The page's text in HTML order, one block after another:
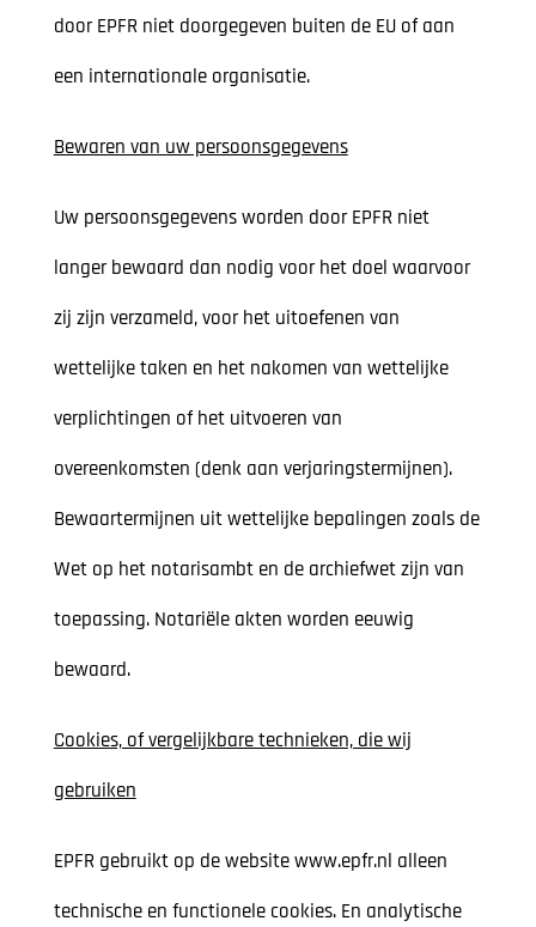
door EPFR niet doorgegeven buiten de EU of aan
een internationale organisatie.
Bewaren van uw persoonsgegevens
Uw persoonsgegevens worden door EPFR niet
langer bewaard dan nodig voor het doel waarvoor
zij zijn verzameld, voor het uitoefenen van
wettelijke taken en het nakomen van wettelijke
verplichtingen of het uitvoeren van
overeenkomsten (denk aan verjaringstermijnen).
Bewaartermijnen uit wettelijke bepalingen zoals de
Wet op het notarisambt en de archiefwet zijn van
toepassing. Notariële akten worden eeuwig
bewaard.
Cookies, of vergelijkbare technieken, die wij
gebruiken
EPFR gebruikt op de website www.epfr.nl alleen
technische en functionele cookies. En analytische